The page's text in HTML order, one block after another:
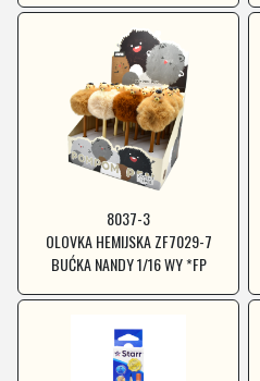
8037-3
OLOVKA HEMIJSKA ZF7029-7
BUĆKA NANDY 1/16 WY *FP